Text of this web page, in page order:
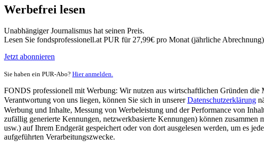
Werbefrei lesen
Unabhängiger Journalismus hat seinen Preis.
Lesen Sie fondsprofessionell.at PUR für 27,99€ pro Monat (jährliche
Jetzt abonnieren
Sie haben ein PUR-Abo? Hier anmelden.
FONDS professionell mit Werbung: Wir nutzen aus wirtschaftlichen Gründen
Verantwortung von uns liegen, können Sie sich in unsererDatenschutzerklärung
Werbung und Inhalte, Messung von Werbeleistung und der Performance von
zufällig generierte Kennungen, netzwerkbasierte Kennungen) können
usw.) auf Ihrem Endgerät gespeichert oder von dort ausgelesen werden, um es
aufgeführten Verarbeitungszwecke.